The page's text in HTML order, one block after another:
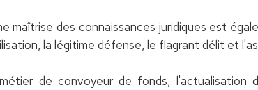
maîtrise des connaissances juridiques est
la légitime défense, le flagrant délit et
de convoyeur de fonds,